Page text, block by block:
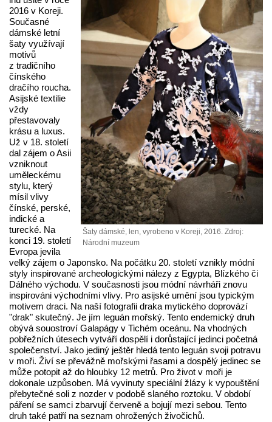
Šaty dámské, len, vyrobeno v Koreji, 2016. Zdroj:
Národní muzeum
2016 v Koreji.
Současné
dámské letní
šaty využívají
motivů
z tradičního
čínského
dračího roucha.
Asijské textilie
vždy
přestavovaly
krásu a luxus.
Už v 18. století
dal zájem o Asii
vzniknout
uměleckému
stylu, který
mísil vlivy
čínské, perské,
indické a
turecké. Na
konci 19. století
Evropa jevila
velký zájem o Japonsko. Na počátku 20. století vznikly módní
styly inspirované archeologickými nálezy z Egypta, Blízkého či
Dálného východu. V současnosti jsou módní návrháři znovu
inspirováni východními vlivy. Pro asijské umění jsou typickým
motivem draci. Na naší fotografii draka mytického doprovází
"drak" skutečný. Je jím leguán mořský. Tento endemický druh
obývá souostroví Galapágy v Tichém oceánu. Na vhodných
pobřežních útesech vytváří dospělí i dorůstající jedinci početná
společenství. Jako jediný ještěr hledá tento leguán svoji potravu
v moři. Živí se převážně mořskými řasami a dospělý jedinec se
může potopit až do hloubky 12 metrů. Pro život v moři je
dokonale uzpůsoben. Má vyvinuty speciální žlázy k vypouštění
přebytečné soli z nozder v podobě slaného roztoku. V období
páření se samci zbarvují červeně a bojují mezi sebou. Tento
druh také patří na seznam ohrožených živočichů.